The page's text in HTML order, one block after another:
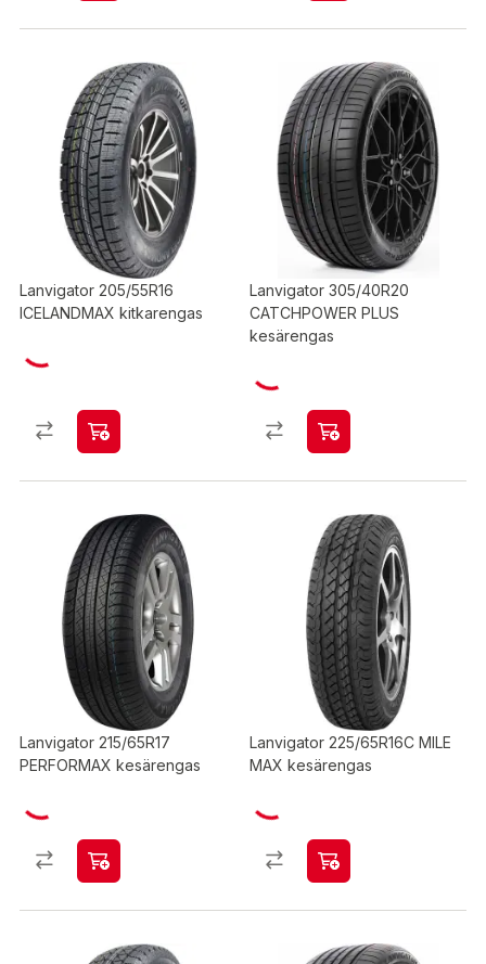
Lanvigator 205/55R16
ICELANDMAX kitkarengas
Lanvigator 305/40R20
CATCHPOWER PLUS
kesärengas
Lanvigator 215/65R17
PERFORMAX kesärengas
Lanvigator 225/65R16C MILE
MAX kesärengas